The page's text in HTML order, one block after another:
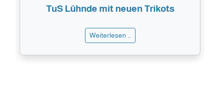
Go Grizzlys - Auf in die neue Saison!
Weiterlesen …